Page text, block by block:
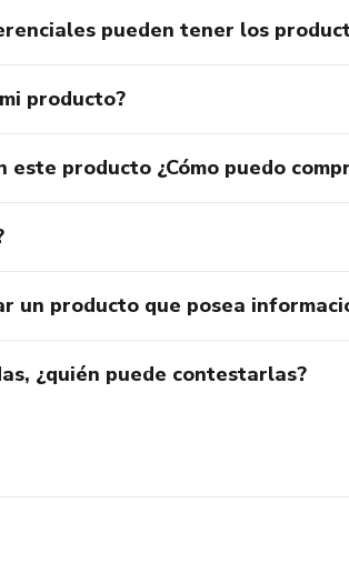
pueden tener los
producto?
este producto ¿Cómo puedo
un producto que posea
¿quién puede contestarlas?